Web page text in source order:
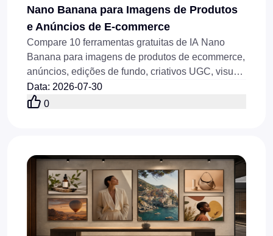
Nano Banana para Imagens de Produtos
e Anúncios de E-commerce
Compare 10 ferramentas gratuitas de IA Nano
Banana para imagens de produtos de ecommerce,
anúncios, edições de fundo, criativos UGC, visuais
de moda e automação de imagens de produtos,
rapidamente.
Data: 2026-07-30
0